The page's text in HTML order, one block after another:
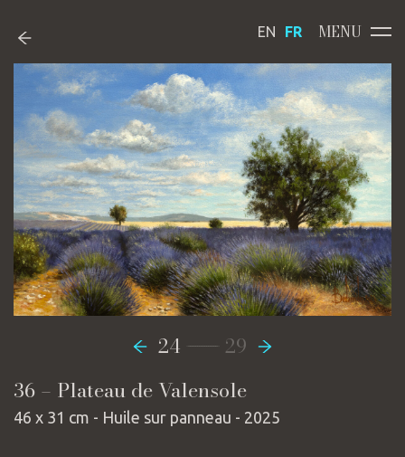
24 ----------------- 29
36 – Plateau de Valensole
46 x 31 cm - Huile sur panneau - 2025
EN FR MENU